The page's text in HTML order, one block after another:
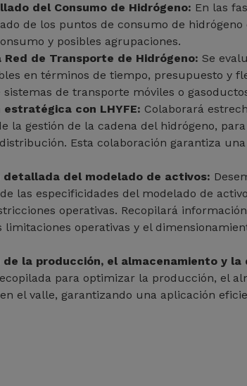
del Consumo de Hidrógeno: En las
de los puntos de consumo de hidrógeno
y posibles agrupaciones.
Red de Transporte de Hidrógeno: Se
en términos de tiempo, presupuesto y
de transporte móviles o
estratégica con LHYFE: Colaborará
la gestión de la cadena del hidrógeno,
Esta colaboración garantiza
detallada del modelado de activos:
las especificidades del modelado de
operativas. Recopilará
limitaciones operativas y el
de la producción, el almacenamiento y la
para optimizar la producción, el
el valle, garantizando una aplicación